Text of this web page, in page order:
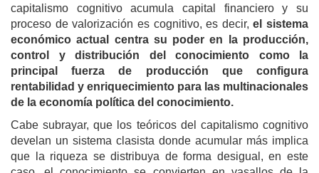
capitalismo cognitivo acumula capital
financiero y su
proceso de valorización es cognitivo, es decir, el sistema
económico actual centra su poder en la producción,
control y distribución del conocimiento como la
principal fuerza de producción
que configura
rentabilidad y enriquecimiento para las multinacionales
de la economía política del conocimiento.
Cabe subrayar, que los teóricos del capitalismo cognitivo
develan un sistema clasista donde acumular más implica
que la riqueza se distribuya de forma desigual, en este